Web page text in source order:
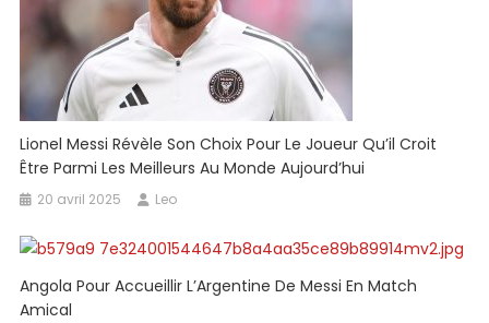
Lionel Messi Révèle Son Choix Pour Le Joueur Qu’il Croit
Être Parmi Les Meilleurs Au Monde Aujourd’hui
20 avril 2025 Leo
Angola Pour Accueillir L’Argentine De Messi En Match
Amical